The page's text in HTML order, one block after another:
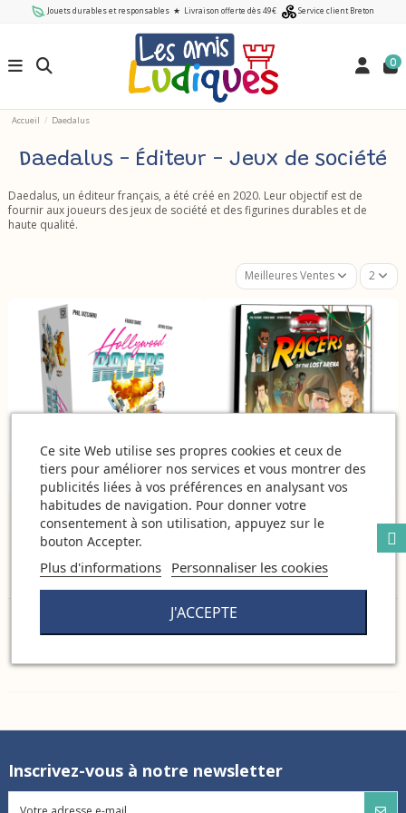
Jouets durables et responsables ★ Livraison offerte dès 49€ Service client Breton
0
Accueil Daedalus
Daedalus - Éditeur - Jeux de société
Daedalus, un éditeur français, a été créé en 2020. Leur objectif est de
fournir aux joueurs des jeux de société et des figurines durables et de
haute qualité.
Meilleures Ventes 2
RUPTURE DE STOCK
Hollywood Racers – Racers Of
The Lost Arena - Daedalus
25,30 €
Hollywood Racers - Extension
Racers of The Lost Arena -
19,80 €
Affichage de 1 à 2 sur 2 produits au total
Inscrivez-vous à notre newsletter
Ce site Web utilise ses propres cookies et ceux de
tiers pour améliorer nos services et vous montrer des
publicités liées à vos préférences en analysant vos
habitudes de navigation. Pour donner votre
consentement à son utilisation, appuyez sur le
bouton Accepter.
Plus d'informations Personnaliser les cookies
J'ACCEPTE